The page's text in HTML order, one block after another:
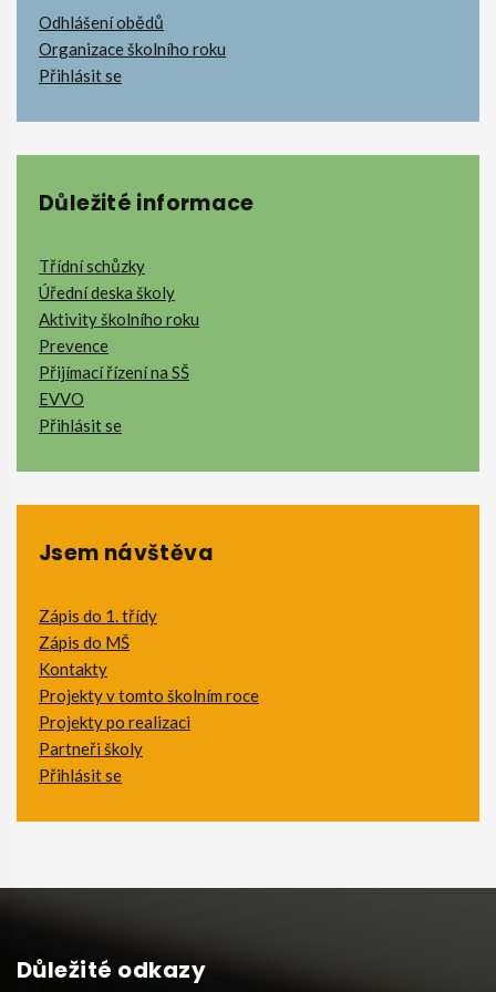
Odhlášení obědů
Organizace školního roku
Přihlásit se
Důležité informace
Třídní schůzky
Úřední deska školy
Aktivity školního roku
Prevence
Přijímací řízení na SŠ
EVVO
Přihlásit se
Jsem návštěva
Zápis do 1. třídy
Zápis do MŠ
Kontakty
Projekty v tomto školním roce
Projekty po realizaci
Partneři školy
Přihlásit se
Důležité odkazy